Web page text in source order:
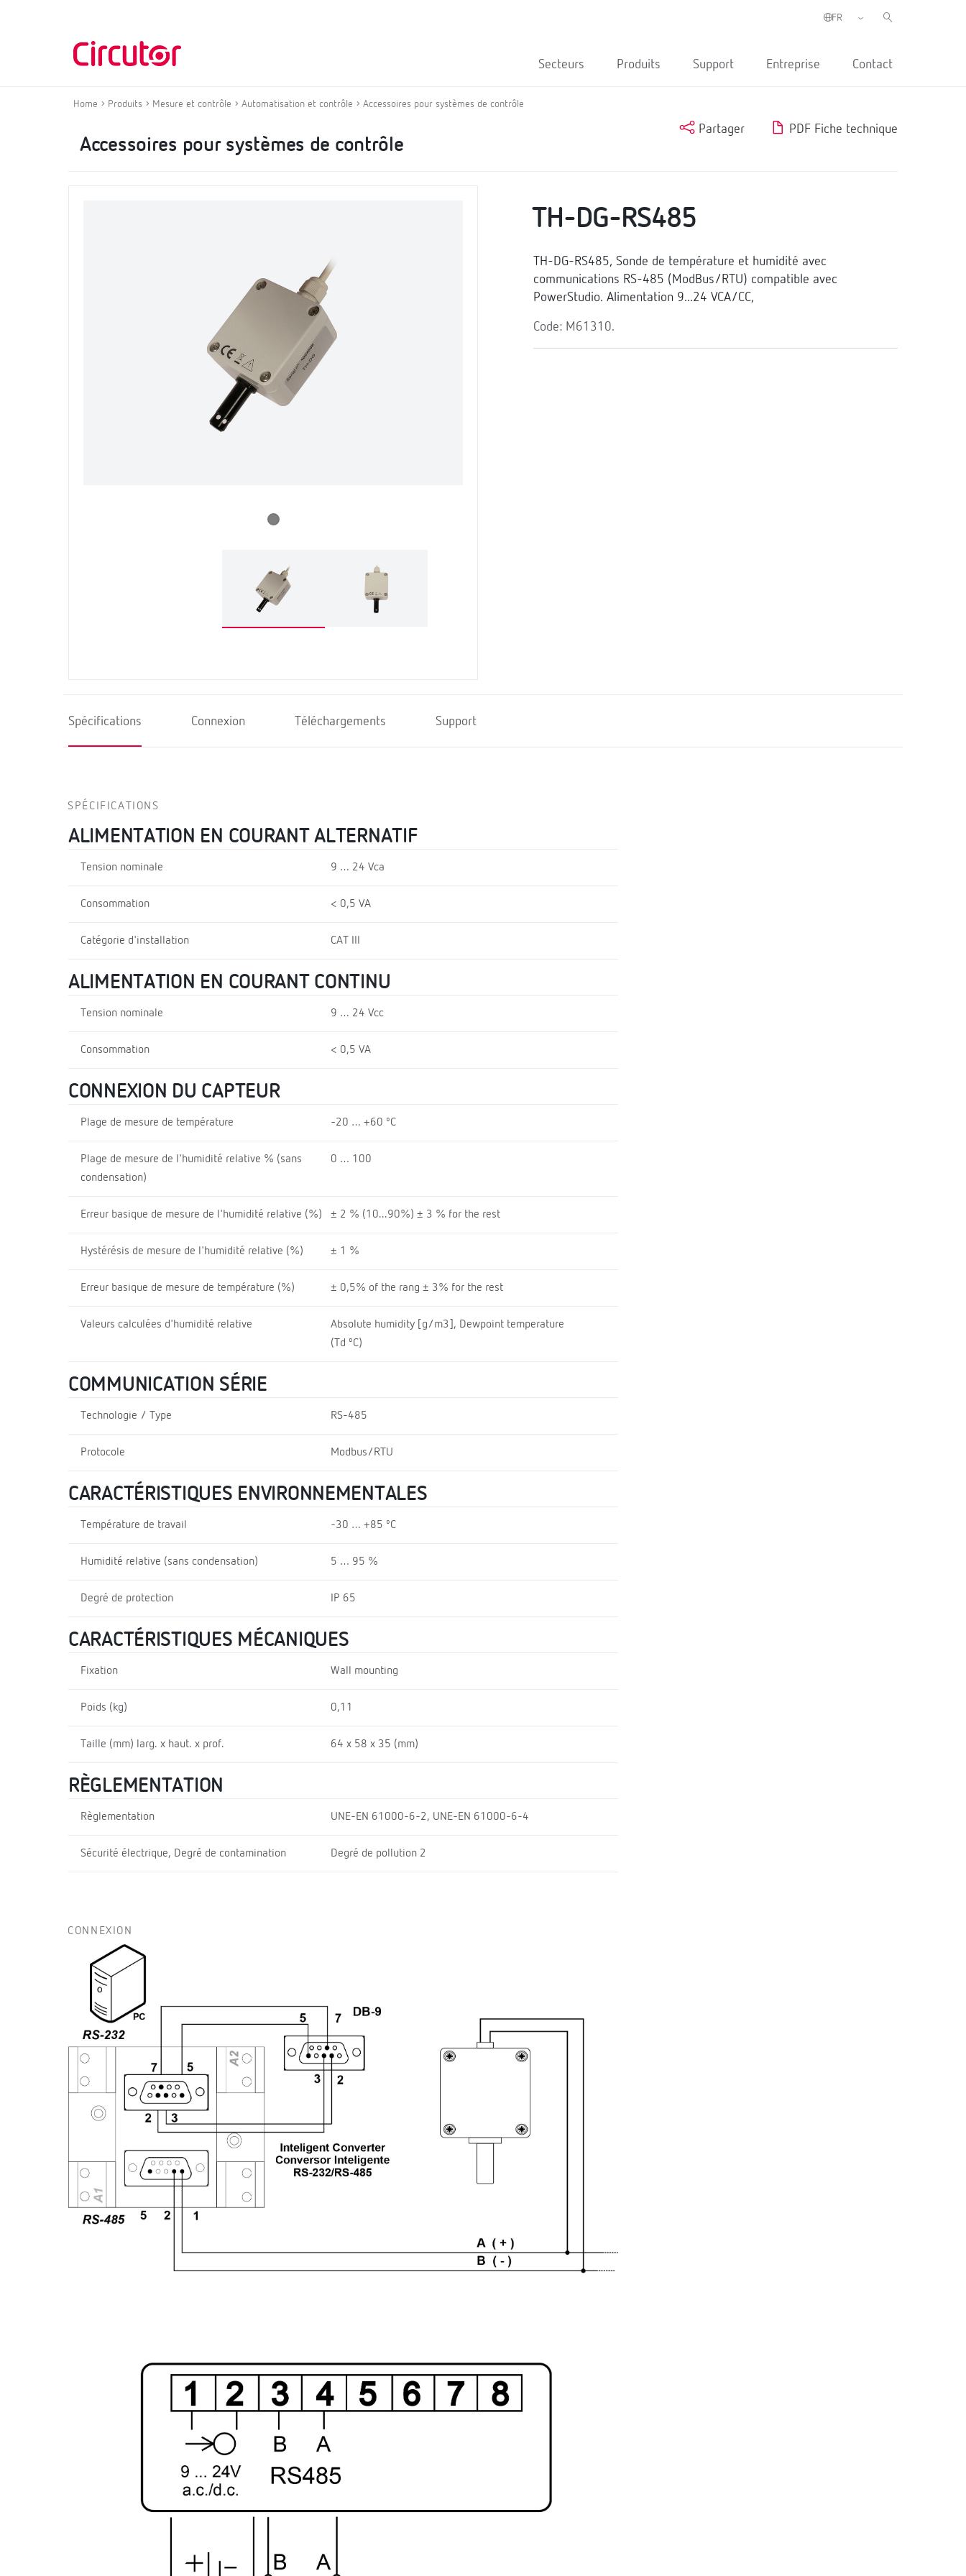
Secteurs Produits Support Entreprise Contact
Home Produits Mesure et contrôle Automatisation et contrôle Accessoires pour systèmes de contrôle
Accessoires pour systèmes de contrôle
Partager PDF Fiche technique
TH-DG-RS485
TH-DG-RS485, Sonde de température et humidité avec
communications RS-485 (ModBus/RTU) compatible avec
PowerStudio. Alimentation 9...24 VCA/CC,
Code: M61310.
Spécifications Connexion Téléchargements Support
SPÉCIFICATIONS
ALIMENTATION EN COURANT ALTERNATIF
Tension nominale 9 … 24 Vca
Consommation < 0,5 VA
Catégorie d'installation CAT III
ALIMENTATION EN COURANT CONTINU
Tension nominale 9 … 24 Vcc
Consommation < 0,5 VA
CONNEXION DU CAPTEUR
Plage de mesure de température -20 … +60 ºC
Plage de mesure de l'humidité relative % (sans
condensation)
0 … 100
Erreur basique de mesure de l'humidité relative (%) ± 2 % (10...90%) ± 3 % for the rest
Hystérésis de mesure de l'humidité relative (%) ± 1 %
Erreur basique de mesure de température (%) ± 0,5% of the rang ± 3% for the rest
Valeurs calculées d'humidité relative
Absolute humidity [g/m3], Dewpoint temperature
(Td ºC)
COMMUNICATION SÉRIE
Technologie / Type RS-485
Protocole Modbus/RTU
CARACTÉRISTIQUES ENVIRONNEMENTALES
Température de travail -30 … +85 ºC
Humidité relative (sans condensation) 5 … 95 %
Degré de protection IP 65
CARACTÉRISTIQUES MÉCANIQUES
Fixation Wall mounting
Poids (kg) 0,11
Taille (mm) larg. x haut. x prof. 64 x 58 x 35 (mm)
RÈGLEMENTATION
Règlementation UNE-EN 61000-6-2, UNE-EN 61000-6-4
Sécurité électrique, Degré de contamination Degré de pollution 2
CONNEXION